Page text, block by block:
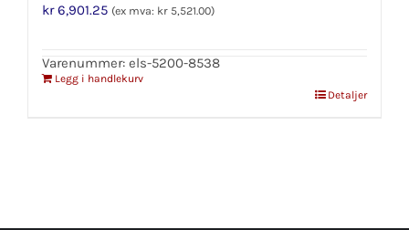
kr6,901.25 (ex mva: kr 5,521.00)
Varenummer: els-5200-8538
Legg i handlekurv
Detaljer